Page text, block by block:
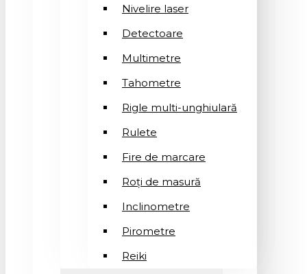
Nivelire laser
Detectoare
Multimetre
Tahometre
Rigle multi-unghiulară
Rulete
Fire de marcare
Roți de masură
Inclinometre
Pirometre
Reiki